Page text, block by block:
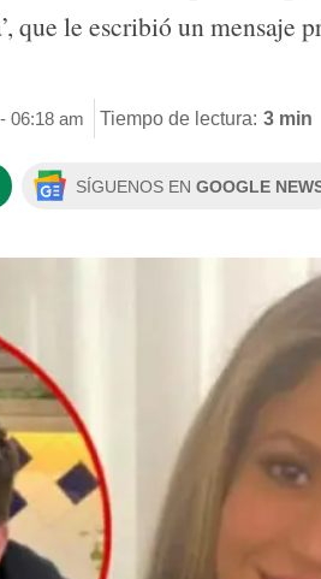
que le escribió un mensaje
06:18 am Tiempo de lectura: 3 min
SÍGUENOS EN GOOGLE